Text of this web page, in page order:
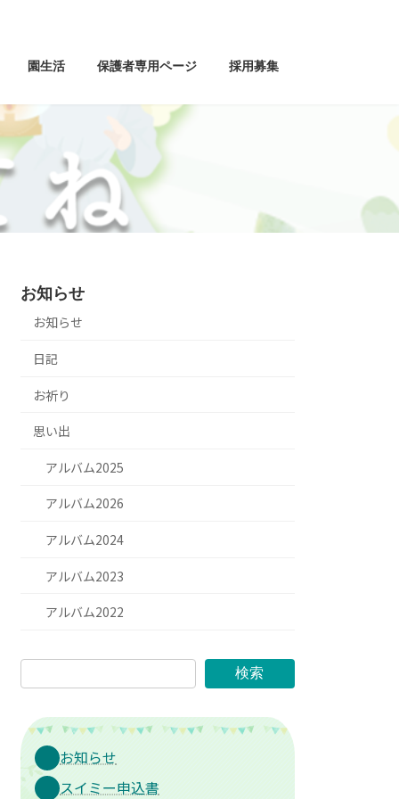
園生活 保護者専用ページ 採用募集
お知らせ
お知らせ
日記
お祈り
思い出
アルバム2025
アルバム2026
アルバム2024
アルバム2023
アルバム2022
検索
お知らせ
スイミー申込書